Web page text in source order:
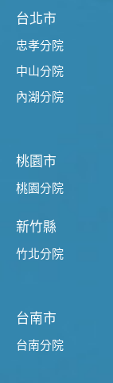
台北市
忠孝分院
中山分院
內湖分院
桃園市
桃園分院
新竹縣
竹北分院
台南市
台南分院